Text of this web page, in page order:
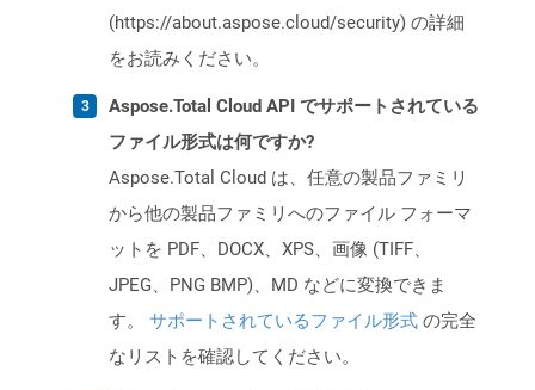
(https://about.aspose.cloud/security) の詳細
をお読みください。
Aspose.Total Cloud API でサポートされている
ファイル形式は何ですか?
Aspose.Total Cloud は、任意の製品ファミリ
から他の製品ファミリへのファイル フォーマ
ットを PDF、DOCX、XPS、画像 (TIFF、
JPEG、PNG BMP)、MD などに変換できま
す。 サポートされているファイル形式 の完全
なリストを確認してください。